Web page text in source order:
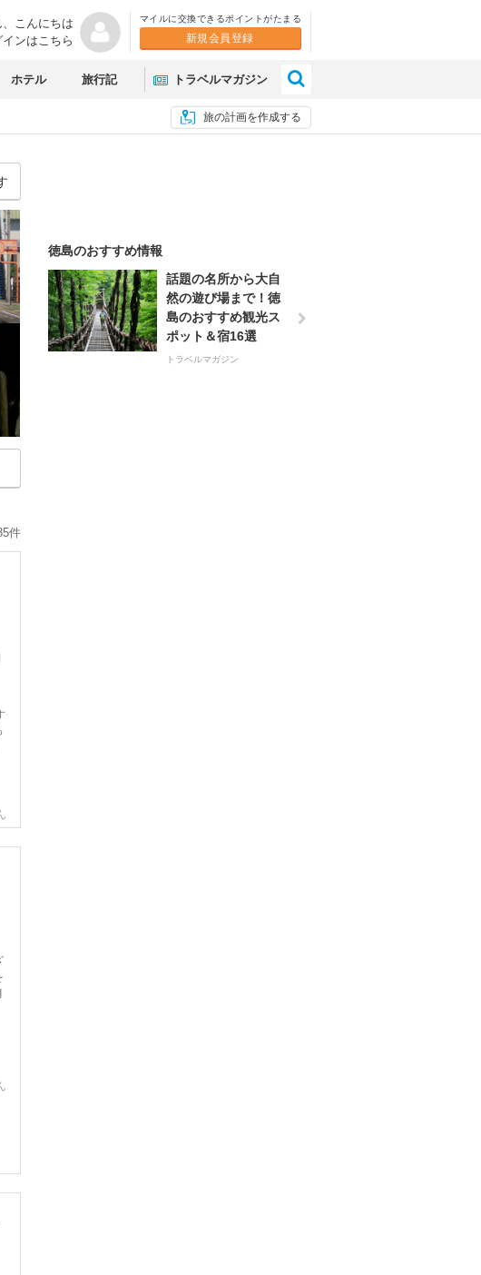
こんにちは
インはこちら
マイルに交換できるポイントがたまる
新規会員登録
ホテル 旅行記 トラベルマガジン
旅の計画を作成する
件
徳島のおすすめ情報
話題の名所から大自
然の遊び場まで！徳
島のおすすめ観光ス
ポット＆宿16選
トラベルマガジン